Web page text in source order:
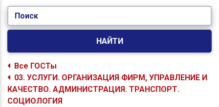
Поиск
НАЙТИ
Все ГОСТы
03. УСЛУГИ. ОРГАНИЗАЦИЯ ФИРМ, УПРАВЛЕНИЕ И
КАЧЕСТВО. АДМИНИСТРАЦИЯ. ТРАНСПОРТ.
СОЦИОЛОГИЯ